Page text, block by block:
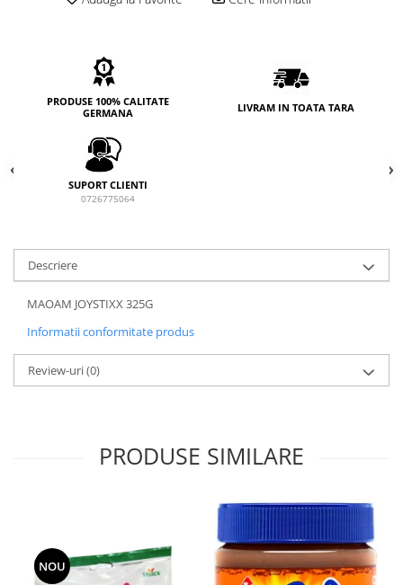
PRODUSE 100% CALITATE
GERMANA
LIVRAM IN TOATA TARA
SUPORT CLIENTI
0726775064
Descriere
MAOAM JOYSTIXX 325G
Informatii conformitate produs
Review-uri(0)
PRODUSE SIMILARE
NOU